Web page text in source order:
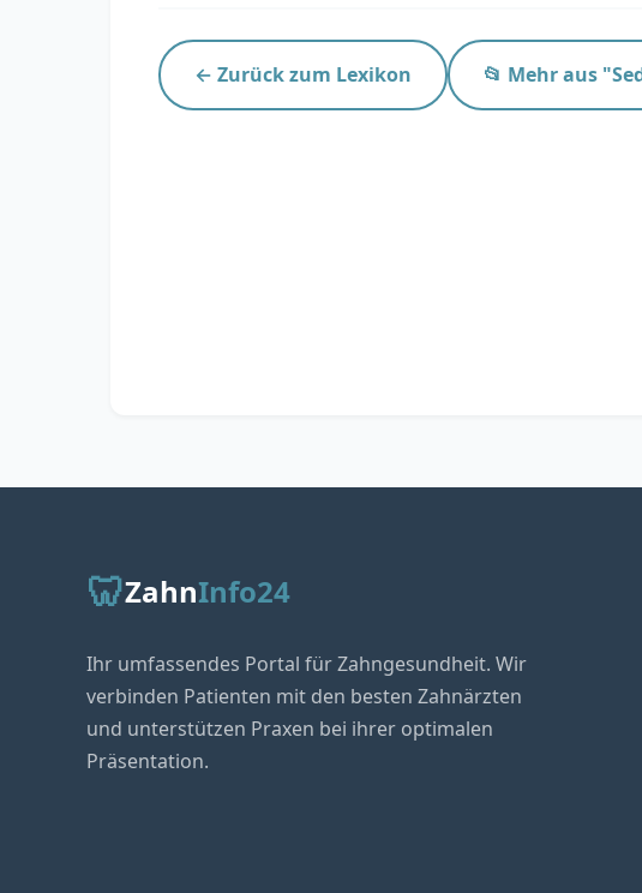
← Zurück zum Lexikon 📂 Mehr aus
🦷ZahnInfo24
Ihr umfassendes Portal für Zahngesundheit. Wir
verbinden Patienten mit den besten Zahnärzten
und unterstützen Praxen bei ihrer optimalen
Präsentation.